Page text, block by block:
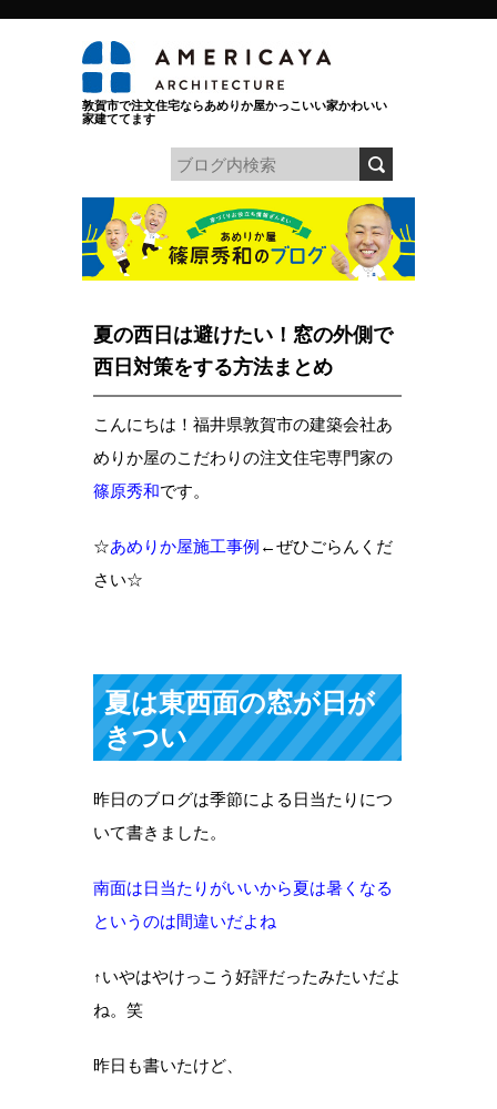
敦賀市で注文住宅ならあめりか屋かっこいい家かわいい
家建ててます
夏の西日は避けたい！窓の外側で
西日対策をする方法まとめ
こんにちは！福井県敦賀市の建築会社あ
めりか屋のこだわりの注文住宅専門家の
篠原秀和です。
☆あめりか屋施工事例 ←ぜひごらんくだ
さい☆
夏は東西面の窓が日が
きつい
昨日のブログは季節による日当たりにつ
いて書きました。
南面は日当たりがいいから夏は暑くなる
というのは間違いだよね
↑いやはやけっこう好評だったみたいだよ
ね。笑
昨日も書いたけど、